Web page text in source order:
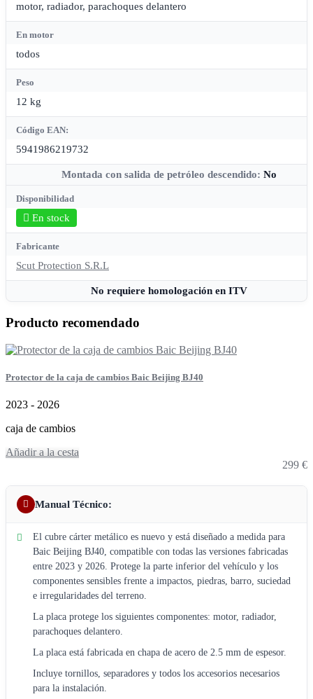
motor, radiador, parachoques delantero
En motor
todos
Peso
12 kg
Código EAN:
5941986219732
Montada con salida de petróleo descendido: No
Disponibilidad
En stock
Fabricante
Scut Protection S.R.L
No requiere homologación en ITV
Producto recomendado
Protector de la caja de cambios Baic Beijing BJ40
2023 - 2026
caja de cambios
Añadir a la cesta
299 €
Manual Técnico:
El cubre cárter metálico es nuevo y está diseñado a medida para
Baic Beijing BJ40, compatible con todas las versiones fabricadas
entre 2023 y 2026. Protege la parte inferior del vehículo y los
componentes sensibles frente a impactos, piedras, barro, suciedad
e irregularidades del terreno.
La placa protege los siguientes componentes: motor, radiador,
parachoques delantero.
La placa está fabricada en chapa de acero de 2.5 mm de espesor.
Incluye tornillos, separadores y todos los accesorios necesarios
para la instalación.